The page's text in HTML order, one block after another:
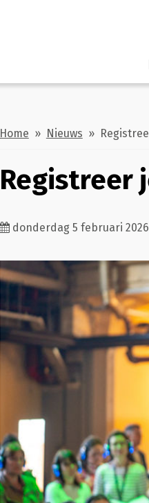
Home » Nieuws »
Registreer
donderdag 5 februari 2026